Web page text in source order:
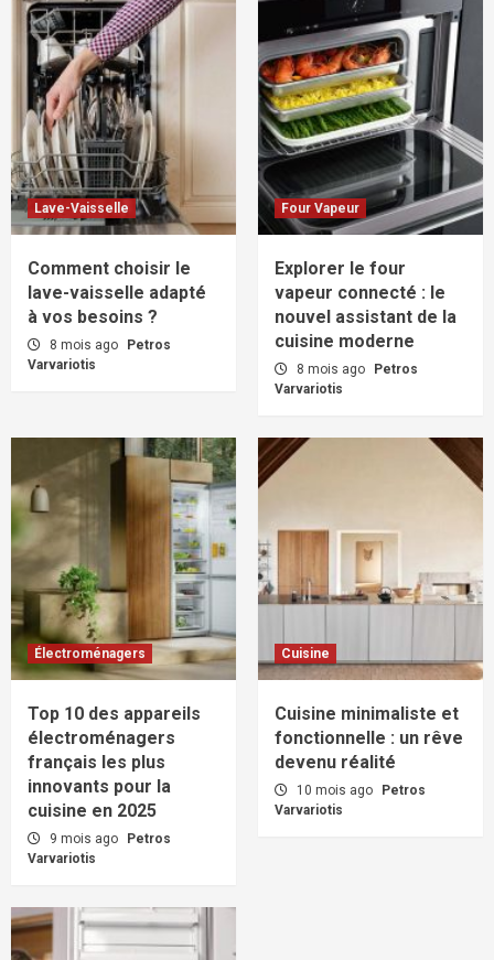
Lave-Vaisselle
Comment choisir le
lave-vaisselle adapté
à vos besoins ?
8 mois ago
Petros
Varvariotis
Four Vapeur
Explorer le four
vapeur connecté : le
nouvel assistant de la
cuisine moderne
8 mois ago
Petros
Varvariotis
Électroménagers
Top 10 des appareils
électroménagers
français les plus
innovants pour la
cuisine en 2025
9 mois ago
Petros
Varvariotis
Cuisine
Cuisine minimaliste et
fonctionnelle : un rêve
devenu réalité
10 mois ago
Petros
Varvariotis